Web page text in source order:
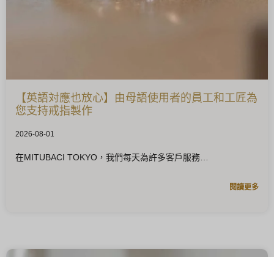
【英語対應也放心】由母語使用者的員工和工匠為
您支持戒指製作
2026-08-01
在MITUBACI TOKYO，我們每天為許多客戶服務
閱讀更多